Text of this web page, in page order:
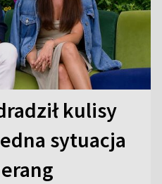
kulisy
sytuacja